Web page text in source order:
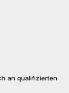
an qualifizierten